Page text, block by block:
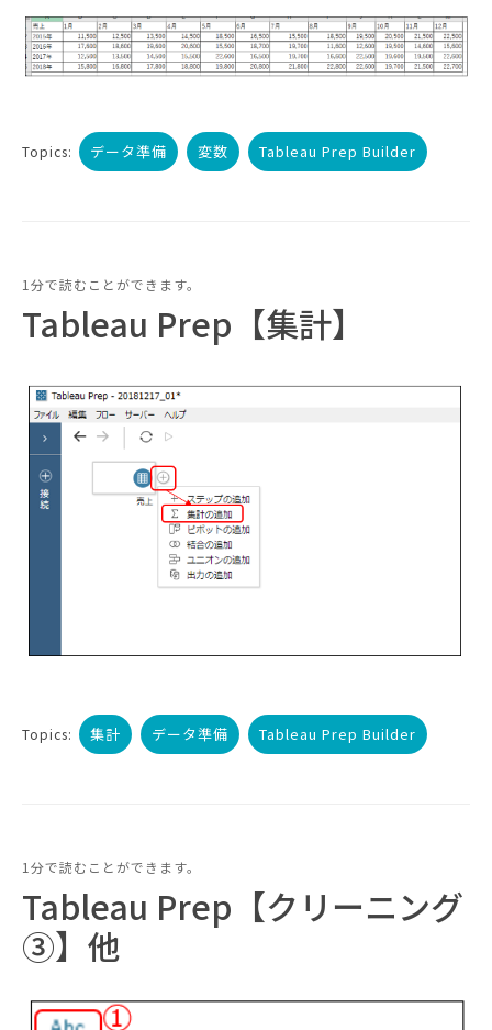
Topics: データ準備 変数 Tableau Prep Builder
1分で読むことができます。
Tableau Prep【集計】
Topics: 集計 データ準備 Tableau Prep Builder
1分で読むことができます。
Tableau Prep【クリーニング
③】他